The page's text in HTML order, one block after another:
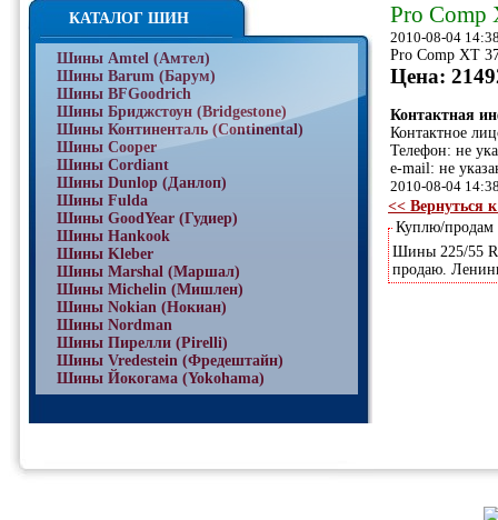
КАТАЛОГ ШИН
Шины Amtel (Амтел)
Шины Barum (Барум)
Шины BFGoodrich
Шины Бриджстоун (Bridgestone)
Шины Континенталь (Continental)
Шины Cooper
Шины Cordiant
Шины Dunlop (Данлоп)
Шины Fulda
Шины GoodYear (Гудиер)
Шины Hankook
Шины Kleber
Шины Marshal (Маршал)
Шины Michelin (Мишлен)
Шины Nokian (Нокиан)
Шины Nordman
Шины Пирелли (Pirelli)
Шины Vredestein (Фредештайн)
Шины Йокогама (Yokohama)
Pro Comp
2010-08-04
Pro Comp XT
Цена:
Контактная
Контактное
Телефон: не
e-mail: не
2010-08-04
<< Вернуться
Куплю/
Шины 225/55
продаю.